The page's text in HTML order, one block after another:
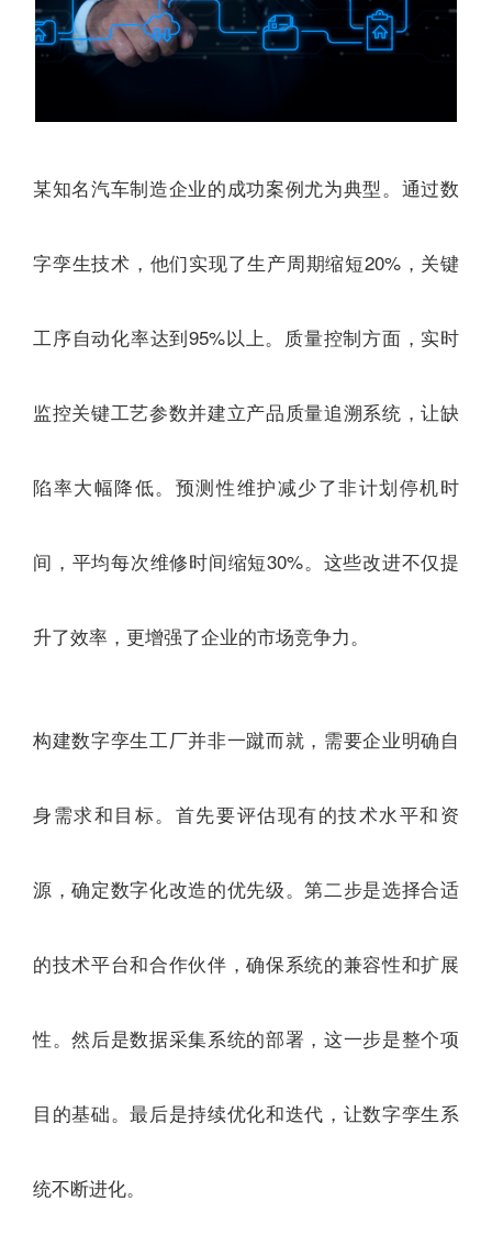
某知名汽车制造企业的成功案例尤为典型。通过数
字孪生技术，他们实现了生产周期缩短20%，关键
工序自动化率达到95%以上。质量控制方面，实时
监控关键工艺参数并建立产品质量追溯系统，让缺
陷率大幅降低。预测性维护减少了非计划停机时
间，平均每次维修时间缩短30%。这些改进不仅提
升了效率，更增强了企业的市场竞争力。
构建数字孪生工厂并非一蹴而就，需要企业明确自
身需求和目标。首先要评估现有的技术水平和资
源，确定数字化改造的优先级。第二步是选择合适
的技术平台和合作伙伴，确保系统的兼容性和扩展
性。然后是数据采集系统的部署，这一步是整个项
目的基础。最后是持续优化和迭代，让数字孪生系
统不断进化。